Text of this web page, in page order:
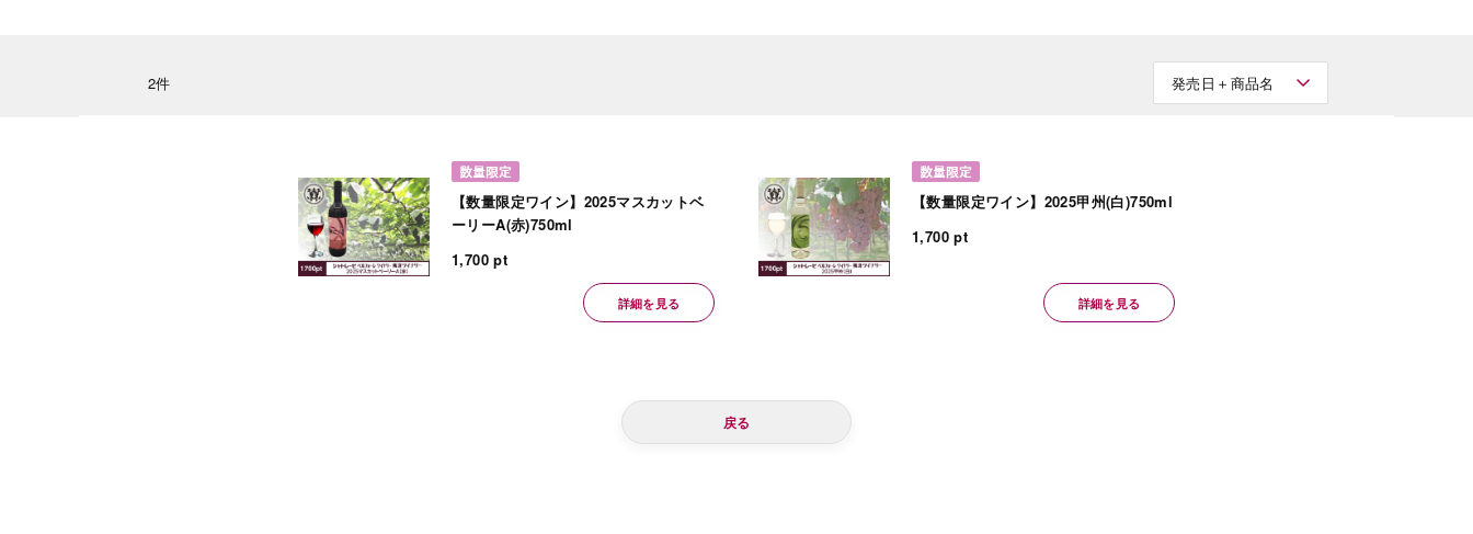
発売日＋商品名
2件
【数量限定ワイン】2025マスカットベ
ーリーA(赤)750ml
1,700 pt
詳細を見る
【数量限定ワイン】2025甲州(白)750ml
1,700 pt
詳細を見る
戻る